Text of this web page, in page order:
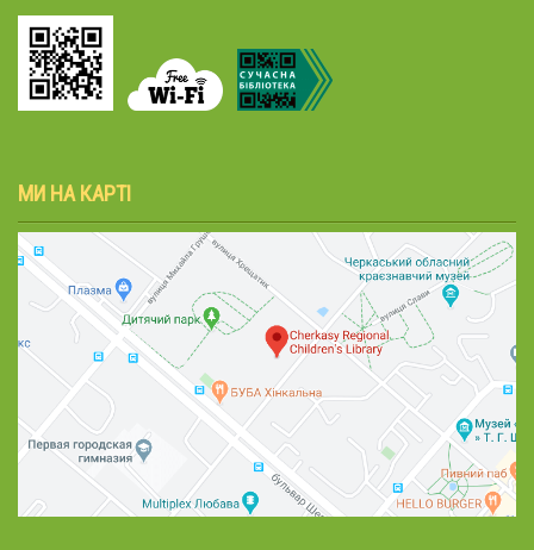
МИ НА КАРТІ